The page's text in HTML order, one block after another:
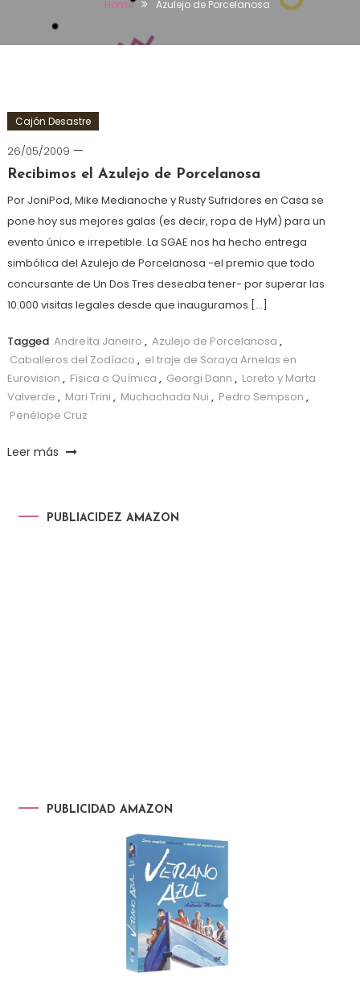
Home Azulejo de Porcelanosa
Cajón Desastre
26/05/2009
Recibimos el Azulejo de Porcelanosa
Por JoniPod, Mike Medianoche y Rusty Sufridores en Casa se
pone hoy sus mejores galas (es decir, ropa de HyM) para un
evento único e irrepetible. La SGAE nos ha hecho entrega
simbólica del Azulejo de Porcelanosa -el premio que todo
concursante de Un Dos Tres deseaba tener- por superar las
10.000 visitas legales desde que inauguramos […]
Tagged Andreíta Janeiro , Azulejo de Porcelanosa ,
Caballeros del Zodíaco , el traje de Soraya Arnelas en
Eurovision , Física o Química , Georgi Dann , Loreto y Marta
Valverde , Mari Trini , Muchachada Nui , Pedro Sempson ,
Penélope Cruz
Leer más
PUBLIACIDEZ AMAZON
PUBLICIDAD AMAZON